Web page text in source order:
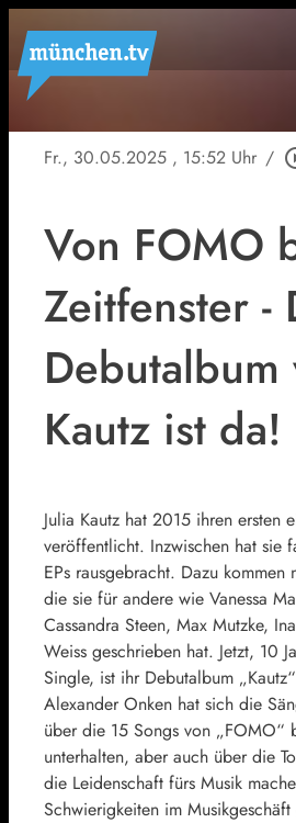
Fr., 30.05.2025 , 15:52 Uhr /
Von FOMO
Zeitfenster -
Debutalbum
Kautz ist da!
Julia Kautz hat 2015 ihren ersten
veröffentlicht. Inzwischen hat sie
EPs rausgebracht. Dazu
die sie für andere wie Vanessa
Cassandra Steen, Max Mutzke,
Weiss geschrieben hat. Jetzt, 10
Single, ist ihr Debutalbum
Alexander Onken hat sich die
über die 15 Songs von „FOMO“
unterhalten, aber auch über die
die Leidenschaft fürs Musik
Schwierigkeiten im